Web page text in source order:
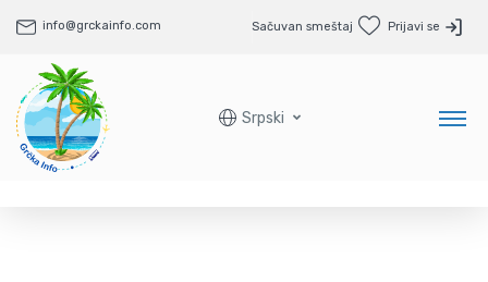
info@grckainfo.com Sačuvan smeštaj Prijavi se
Srpski